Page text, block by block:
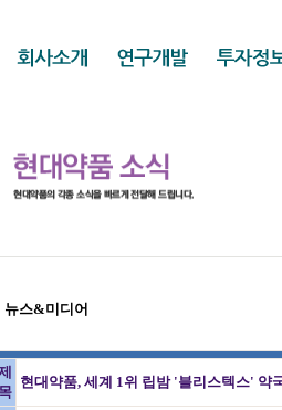
뉴스&미디어
목
현대약품, 세계 1위 립밤 '블리스텍스' 약